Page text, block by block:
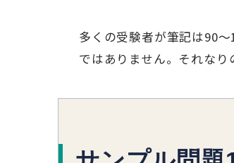
多くの受験者が筆記は90〜
ではありません。それな